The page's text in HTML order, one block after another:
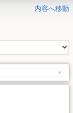
内容へ移動